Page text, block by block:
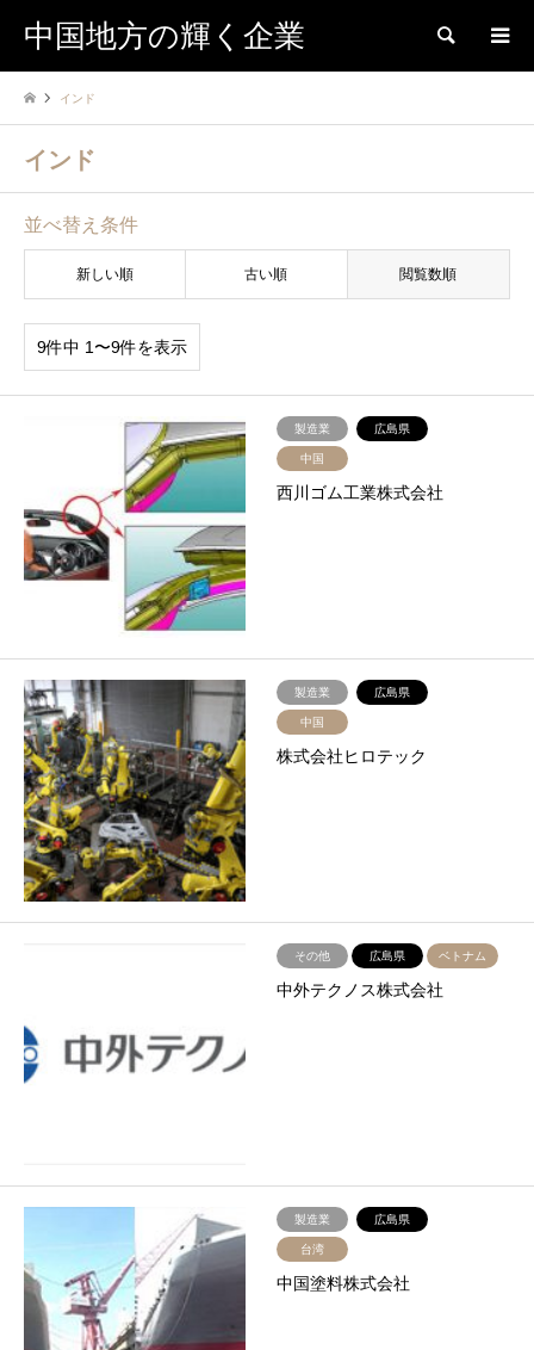
中国地方の輝く企業 検索
インド
インド
並べ替え条件
新しい順 古い順 閲覧数順
9件中 1〜9件を表示
製造業 広島県
中国
西川ゴム工業株式会社
製造業 広島県
中国
株式会社ヒロテック
その他 広島県 ベトナム
中外テクノス株式会社
製造業 広島県
台湾
中国塗料株式会社